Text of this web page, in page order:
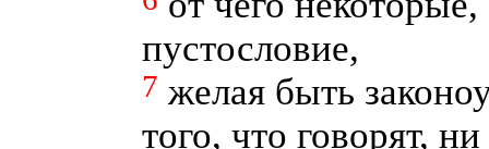
пустословие,
7 желая быть
того, что говорят,